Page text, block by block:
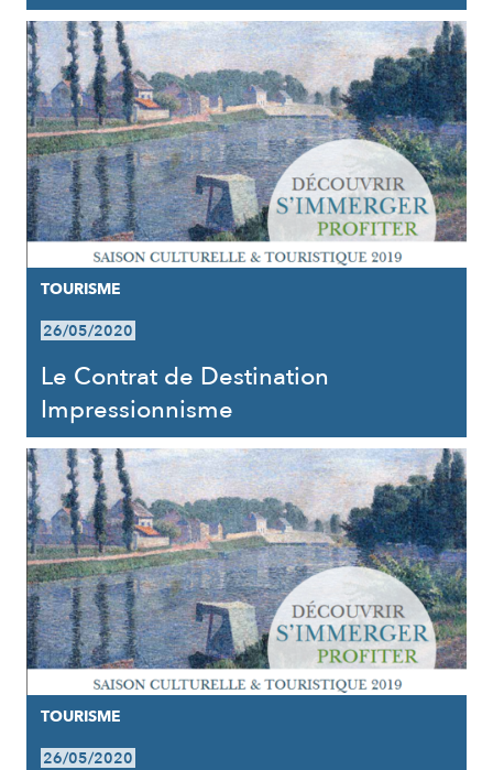
TOURISME
26/05/2020
Le Contrat de Destination
Impressionnisme
TOURISME
26/05/2020